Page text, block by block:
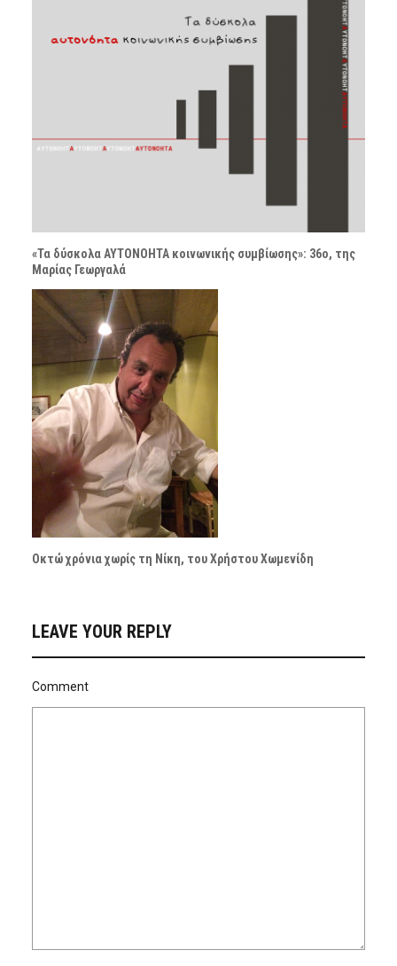
«Τα δύσκολα ΑΥΤΟΝΟΗΤΑ κοινωνικής συμβίωσης»: 36ο, της
Μαρίας Γεωργαλά
Οκτώ χρόνια χωρίς τη Νίκη, του Χρήστου Χωμενίδη
LEAVE YOUR REPLY
Comment